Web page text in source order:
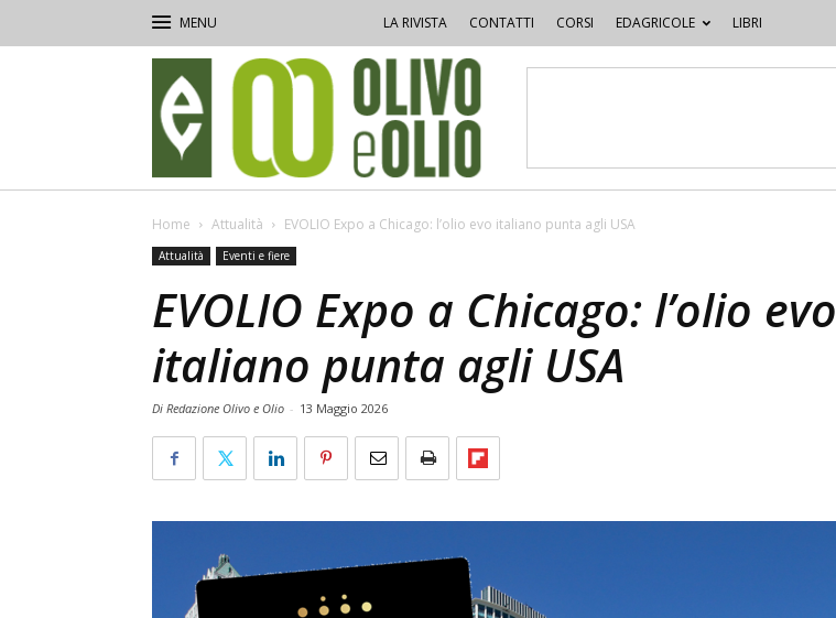
LA RIVISTA CONTATTI CORSI EDAGRICOLE LIBRI
e
Olio
Home Attualità EVOLIO Expo a Chicago: l’olio evo italiano punta agli USA
Attualità Eventi e fiere
EVOLIO Expo a Chicago: l’olio evo
italiano punta agli USA
Di Redazione Olivo e Olio - 13 Maggio 2026